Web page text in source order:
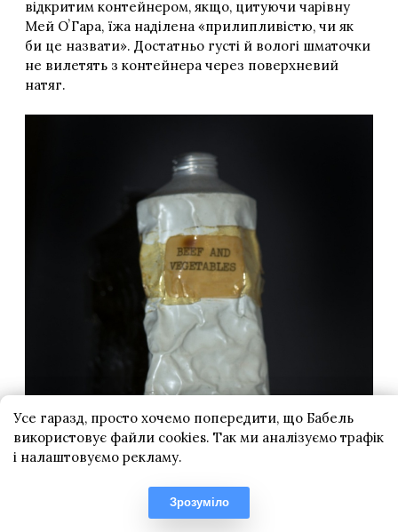
Усе гаразд, просто хочемо попередити, що Бабель
використовує файли cookies. Так ми аналізуємо трафік
і налаштовуємо рекламу.
Зрозуміло